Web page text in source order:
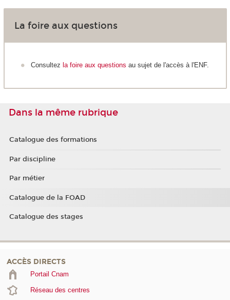
La foire aux questions
Consultez la foire aux questions au sujet de l'accès à l'ENF.
Dans la même rubrique
Catalogue des formations
Par discipline
Par métier
Catalogue de la FOAD
Catalogue des stages
ACCÈS DIRECTS
Portail Cnam
Réseau des centres